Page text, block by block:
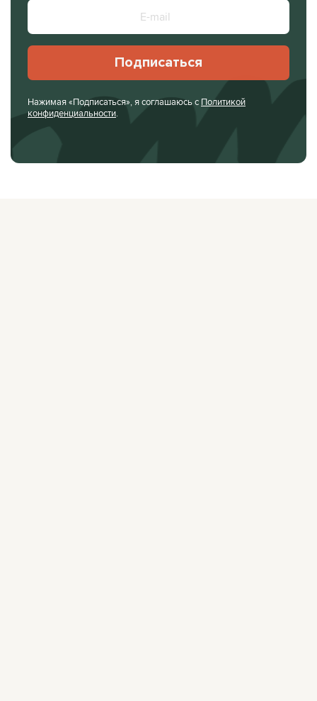
Подписаться
Нажимая «Подписаться», я соглашаюсь с Политикой
конфиденциальности.